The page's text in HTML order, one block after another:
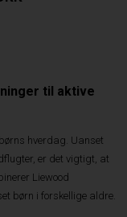
til aktive
hverdag. Uanset
er det vigtigt, at
Liewood
børn i forskellige aldre.